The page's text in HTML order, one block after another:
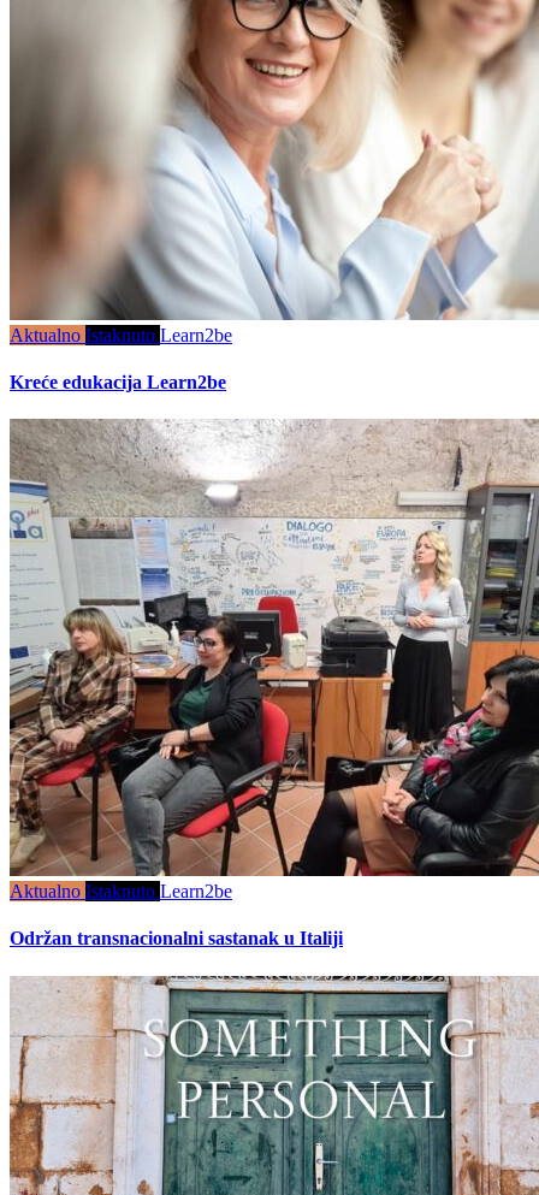
Aktualno Istaknuto Learn2be
Kreće edukacija Learn2be
Aktualno Istaknuto Learn2be
Održan transnacionalni sastanak u Italiji